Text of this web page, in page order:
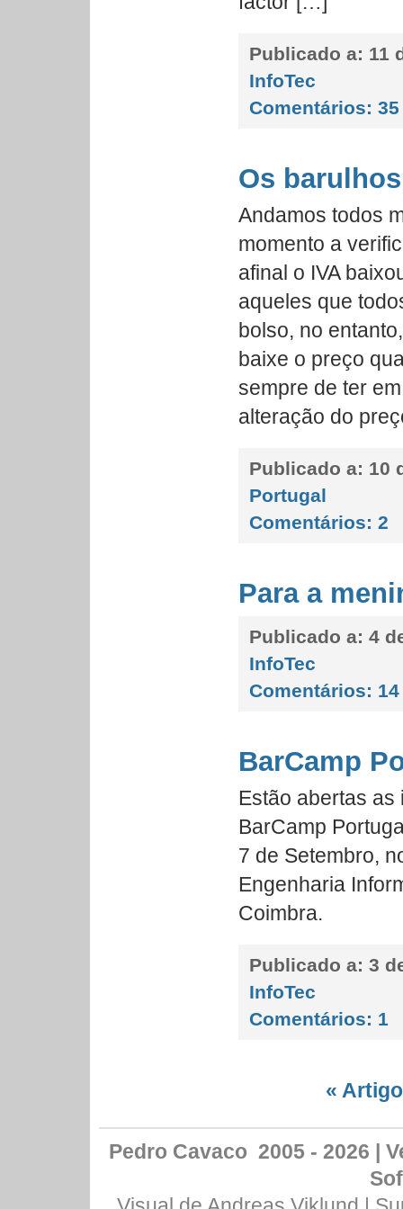
Publicado a: 11
InfoTec
Comentários: 35
Os
Andamos todos
momento a
afinal o IVA
aqueles que
bolso, no
baixe o preço
sempre de ter
alteração do
Publicado a: 10
Portugal
Comentários: 2
Para a
Publicado a: 4
InfoTec
Comentários: 14
BarCamp
Estão abertas
BarCamp
7 de Setembro,
Engenharia
Coimbra.
Publicado a: 3
InfoTec
Comentários: 1
«
Pedro Cavaco 2005 - 2026 |